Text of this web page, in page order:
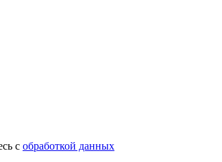
с обработкой данных